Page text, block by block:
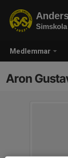
Medlemmar
Aron